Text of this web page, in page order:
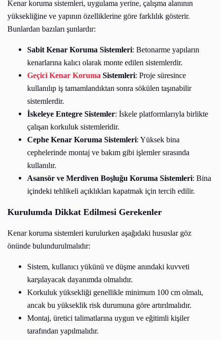
Kenar koruma sistemleri, uygulama yerine, çalışma alanının
yüksekliğine ve yapının özelliklerine göre farklılık gösterir.
Bunlardan bazıları şunlardır:
Sabit Kenar Koruma Sistemleri: Betonarme yapıların
kenarlarına kalıcı olarak monte edilen sistemlerdir.
Geçici Kenar Koruma Sistemleri: Proje süresince
kullanılıp iş tamamlandıktan sonra sökülen taşınabilir
sistemlerdir.
İskeleye Entegre Sistemler: İskele platformlarıyla birlikte
çalışan korkuluk sistemleridir.
Cephe Kenar Koruma Sistemleri: Yüksek bina
cephelerinde montaj ve bakım gibi işlemler sırasında
kullanılır.
Asansör ve Merdiven Boşluğu Koruma Sistemleri: Bina
içindeki tehlikeli açıklıkları kapatmak için tercih edilir.
Kurulumda Dikkat Edilmesi Gerekenler
Kenar koruma sistemleri kurulurken aşağıdaki hususlar göz
önünde bulundurulmalıdır:
Sistem, kullanıcı yükünü ve düşme anındaki kuvveti
karşılayacak dayanımda olmalıdır.
Korkuluk yüksekliği genellikle minimum 100 cm olmalı,
ancak bu yükseklik risk durumuna göre artırılmalıdır.
Montaj, üretici talimatlarına uygun ve eğitimli kişiler
tarafından yapılmalıdır.